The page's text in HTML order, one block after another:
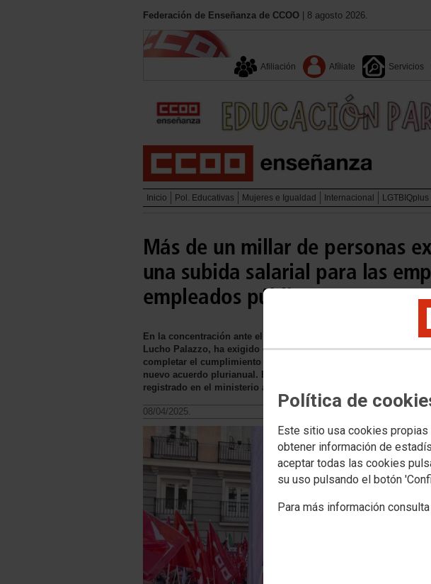
Política de
Este sitio usa cookies
obtener información de
aceptar todas las cookies
su uso pulsando el botón
Para más información
Federación de Enseñanza de CCOO | 8 agosto 2026.
Afiliación Afíliate Servicios
Inicio Pol. Educativas Mujeres e Igualdad Internacional LGTBIQplus
Más de un millar de personas
una subida salarial para las
empleados públicos
En la concentración ante el Ministerio de Hacienda, el
Lucho Palazzo, ha exigido el pago del 0,5% pendiente de 2024,
completar el cumplimiento del Acuerdo Marco para una
nuevo acuerdo plurianual. Estas reivindicaciones se han
registrado en el ministerio al terminar la movilización.
08/04/2025.